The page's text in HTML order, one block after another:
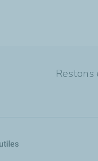
Restons